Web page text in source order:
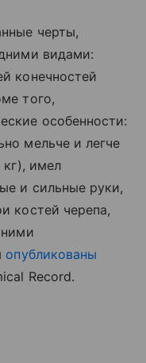
черты,
видами:
конечностей
того,
особенности:
мельче и легче
имел
и сильные руки,
костей черепа,
опубликованы
Record.